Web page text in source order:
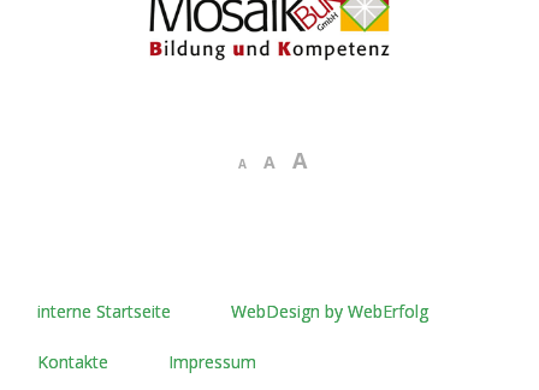
A A A
interne Startseite WebDesign by WebErfolg
Kontakte Impressum